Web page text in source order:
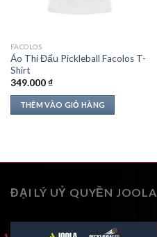
FACOLOS
Áo Thi Đấu Pickleball Facolos T-
Shirt
349.000₫
THÊM VÀO GIỎ HÀNG
ĐẠI LÝ UỶ QUYỀN JOOLA